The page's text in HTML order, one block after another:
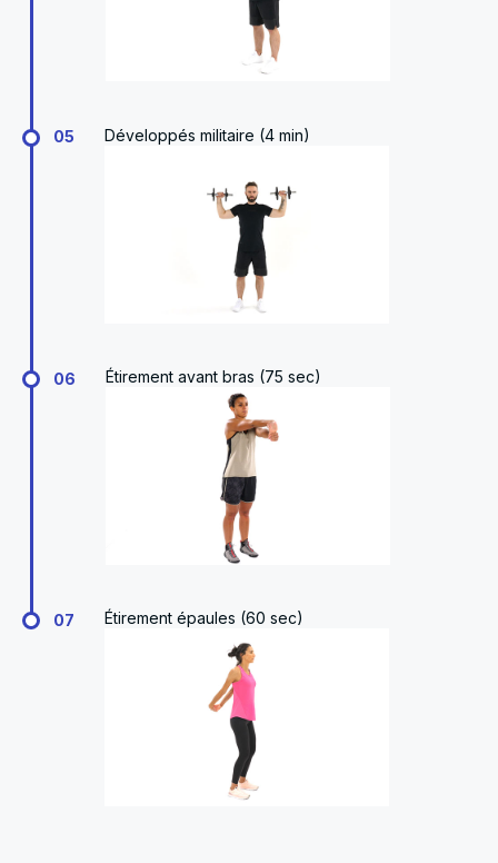
05 Développés militaire (4 min)
06 Étirement avant bras (75 sec)
07 Étirement épaules (60 sec)